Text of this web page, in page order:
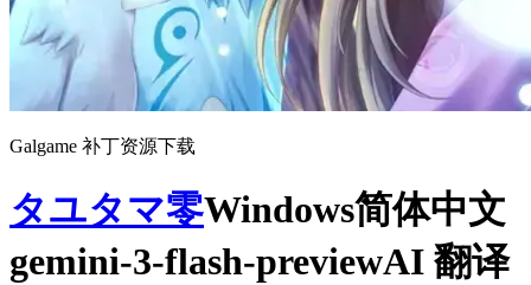
Galgame 补丁资源下载
タユタマ零Windows简体中文
gemini-3-flash-previewAI 翻译